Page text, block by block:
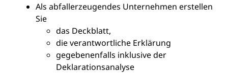
Als abfallerzeugendes Unternehmen erstellen
Sie
das Deckblatt,
die verantwortliche Erklärung
gegebenenfalls inklusive der
Deklarationsanalyse